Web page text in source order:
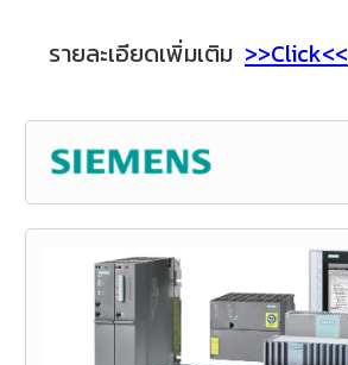
รายละเอียดเพิ่มเติม >>Click<<